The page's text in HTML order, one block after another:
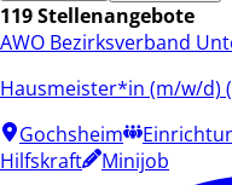
119 Stellenangebote
AWO Bezirksverband
Hausmeister*in (m/w/d)
Gochsheim
Hilfskraft
Minijob